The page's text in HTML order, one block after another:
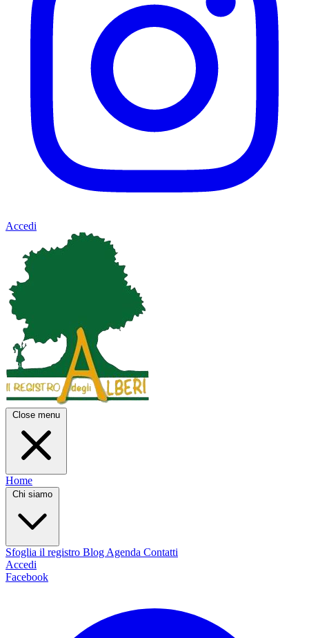
Accedi
Close menu
Home
Chi siamo
Sfoglia il registro Blog Agenda Contatti
Accedi
Facebook